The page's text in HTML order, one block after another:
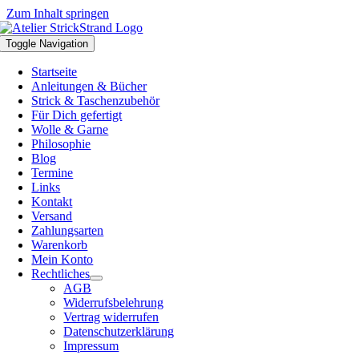
Zum Inhalt springen
Toggle Navigation
Startseite
Anleitungen & Bücher
Strick & Taschenzubehör
Für Dich gefertigt
Wolle & Garne
Philosophie
Blog
Termine
Links
Kontakt
Versand
Zahlungsarten
Warenkorb
Mein Konto
Rechtliches
AGB
Widerrufsbelehrung
Vertrag widerrufen
Datenschutzerklärung
Impressum